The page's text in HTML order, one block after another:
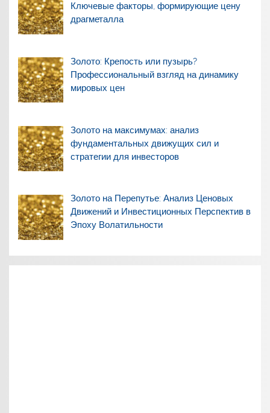
Ключевые факторы, формирующие цену
драгметалла
Золото: Крепость или пузырь?
Профессиональный взгляд на динамику
мировых цен
Золото на максимумах: анализ
фундаментальных движущих сил и
стратегии для инвесторов
Золото на Перепутье: Анализ Ценовых
Движений и Инвестиционных Перспектив в
Эпоху Волатильности